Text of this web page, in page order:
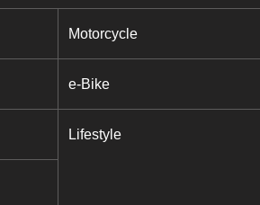
Motorcycle
e-Bike
Lifestyle